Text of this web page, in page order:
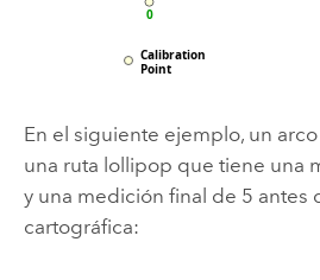
En el siguiente ejemplo, un
una ruta lollipop que tiene una
y una medición final de 5 antes
cartográfica: